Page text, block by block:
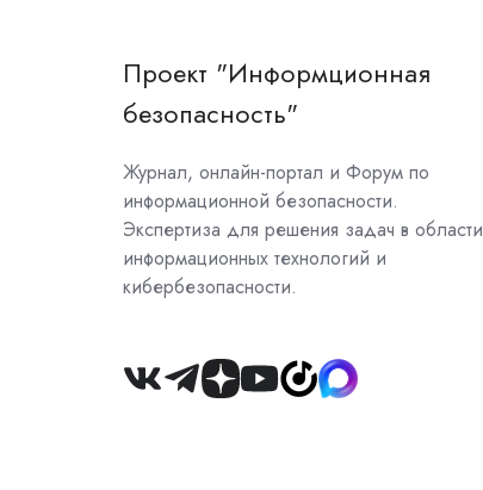
Проект "Информционная
безопасность"
Журнал, онлайн-портал и Форум по
информационной безопасности.
Экспертиза для решения задач в области
информационных технологий и
кибербезопасности.
Join